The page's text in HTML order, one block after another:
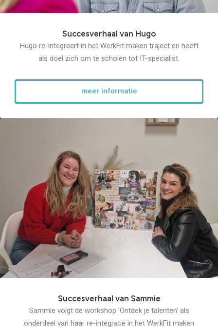
Brochure
Contact
Ons testcentrum
Team
Vacatures
Nieuws
Contact
woord
Werkgever aan het woord
Succesverhaal van Hugo
Hugo re-integreert in het WerkFit maken traject en heeft
als doel zich om te scholen tot IT-specialist.
meer informatie
Succesverhaal van Sammie
Sammie volgt de workshop 'Ontdek je talenten' als
onderdeel van haar re-integratie in het WerkFit maken